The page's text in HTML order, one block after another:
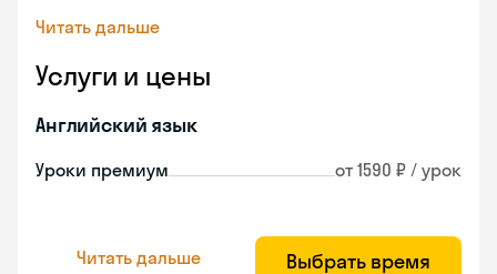
Читать дальше
Услуги и цены
Английский язык
Уроки премиум от 1590 ₽ / урок
Читать дальше Выбрать время